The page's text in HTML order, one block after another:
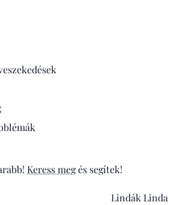
Keress megés segítek!
Lindák Linda